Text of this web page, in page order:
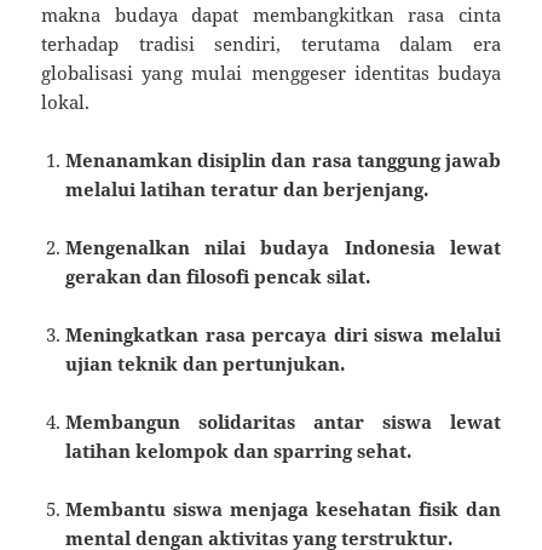
makna budaya dapat membangkitkan rasa cinta
terhadap tradisi sendiri, terutama dalam era
globalisasi yang mulai menggeser identitas budaya
lokal.
Menanamkan disiplin dan rasa tanggung jawab
melalui latihan teratur dan berjenjang.
Mengenalkan nilai budaya Indonesia lewat
gerakan dan filosofi pencak silat.
Meningkatkan rasa percaya diri siswa melalui
ujian teknik dan pertunjukan.
Membangun solidaritas antar siswa lewat
latihan kelompok dan sparring sehat.
Membantu siswa menjaga kesehatan fisik dan
mental dengan aktivitas yang terstruktur.